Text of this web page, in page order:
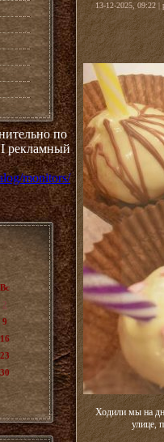
по
рекламный
monitors/
Вс
2
9
16
23
30
13-12-2025, 09:22 |
Ходили мы на
улице,